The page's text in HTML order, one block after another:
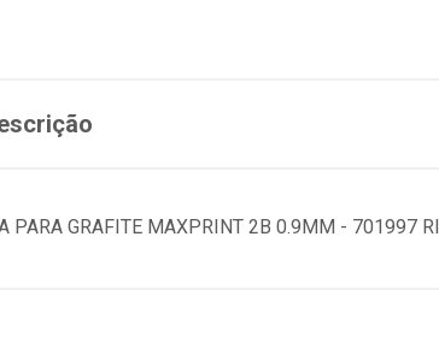
PARA GRAFITE MAXPRINT 2B 0.9MM - 701997